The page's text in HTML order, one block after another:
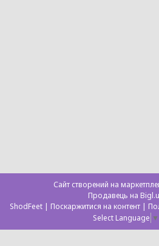
Сайт створений на
Продавець на
ShodFeet | Поскаржитися на контент |
Select Language ▼